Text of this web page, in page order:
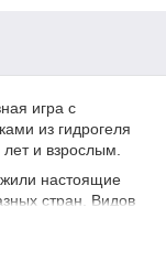
игра с
из гидрогеля
и взрослым.
настоящие
стран. Видов